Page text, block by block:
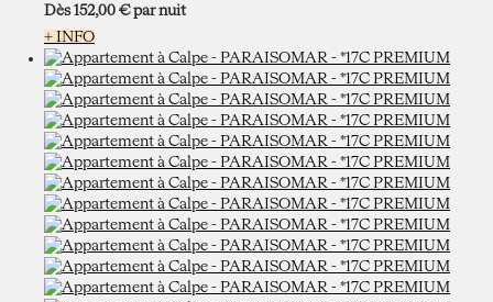
Dès 152,00 € par nuit
+ INFO